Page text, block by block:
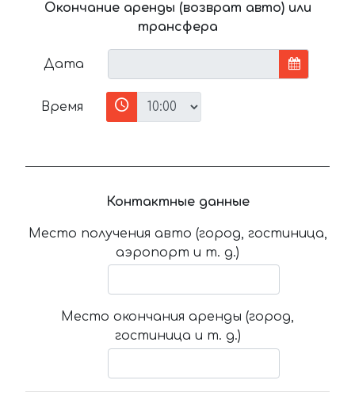
Окончание аренды (возврат авто) или
трансфера
Дата
Время
Контактные данные
Место получения авто (город, гостиница,
аэропорт и т. д.)
Место окончания аренды (город,
гостиница и т. д.)